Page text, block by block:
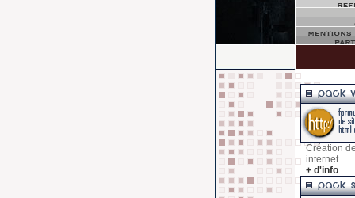
Création
internet
+ d'info